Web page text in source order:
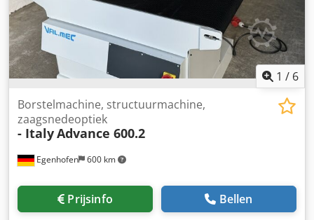
1 / 6
Egenhofen 600 km
Borstelmachine, structuurmachine,
zaagsnedeoptiek
- ItalyAdvance 600.2
Prijsinfo Bellen